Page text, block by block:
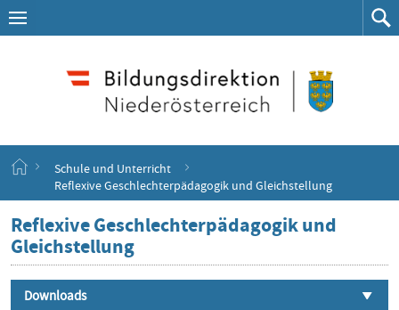
Zum
Inhalt
Navigation
Navigation
aufklappen
Zum
S
a
t
s
e
i
t
Schule und Unterricht
Reflexive Geschlechterpädagogik und Gleichstellung
Reflexive Geschlechterpädagogik und
Gleichstellung
Downloads